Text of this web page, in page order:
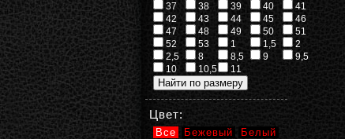
37
38 39 40
41
42
43 44 45
46
47
48 49 50
51
52
53 1 1,5
2
2,5
8 8,5 9
9,5
10
10,5 11
Цвет:
Все Бежевый
Белый